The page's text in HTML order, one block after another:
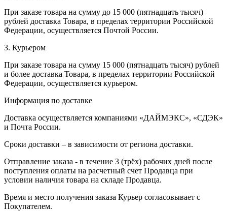
При заказе товара на сумму до 15 000 (пятнадцать тысяч)
рублей доставка Товара, в пределах территории Российской
Федерации, осуществляется Почтой России.
3. Курьером
При заказе товара на сумму 15 000 (пятнадцать тысяч) рублей
и более доставка Товара, в пределах территории Российской
Федерации, осуществляется курьером.
Информация по доставке
Доставка осуществляется компаниями «ДАЙМЭКС», «СДЭК»
и Почта России.
Сроки доставки – в зависимости от региона доставки.
Отправление заказа - в течение 3 (трёх) рабочих дней после
поступления оплаты на расчетный счет Продавца при
условии наличия товара на складе Продавца.
Время и место получения заказа Курьер согласовывает с
Покупателем.